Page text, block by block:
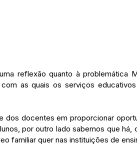
reflexão quanto à problemática
as quais os serviços
dos docentes em proporcionar
por outro lado sabemos que há,
familiar quer nas instituições de